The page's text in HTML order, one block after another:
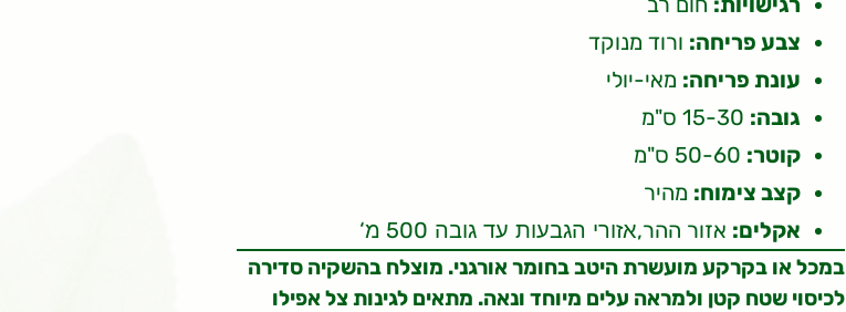
צבע פריחה: ורוד מנוקד
עונת פריחה: מאי-יולי
גובה:
קוטר:
קצב צימוח: מהיר
אקלים: אזור ההר,אזורי הגבעות עד גובה 500 מ‘
במכל או בקרקע מועשרת היטב בחומר אורגני. מוצלח בהשקיה סדירה
לכיסוי שטח קטן ולמראה עלים מיוחד ונאה. מתאים לגינות צל אפילו